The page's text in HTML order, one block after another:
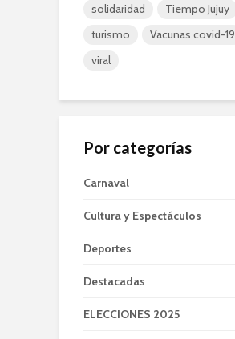
solidaridad
Tiempo Jujuy
turismo
Vacunas covid-19
viral
Por categorías
Carnaval
Cultura y Espectáculos
Deportes
Destacadas
ELECCIONES 2025